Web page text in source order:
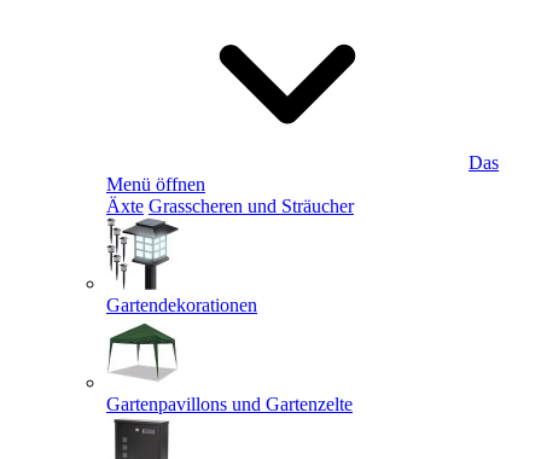
Das
Menü öffnen
Äxte Grasscheren und Sträucher
Gartendekorationen
Gartenpavillons und Gartenzelte